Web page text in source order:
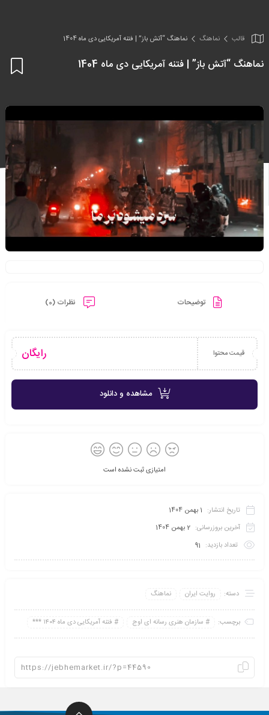
قالب نماهنگ نماهنگ “آتش باز” | فتنه آمریکایی دی ماه 1404
نماهنگ “آتش باز” | فتنه آمریکایی دی ماه 1404
توضیحات نظرات (0)
قیمت محتوا رایگان
مشاهده و دانلود
امتیازی ثبت نشده است
تاریخ انتشار: 1 بهمن 1404
آخرین بروزرسانی: 2 بهمن 1404
تعداد بازدید: 91
دسته: روایت ایران نماهنگ
برچسب: سازمان هنری رسانه ای اوج فتنه آمریکایی دی ماه ۱۴۰۴ ***